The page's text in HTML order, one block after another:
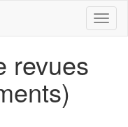
revues